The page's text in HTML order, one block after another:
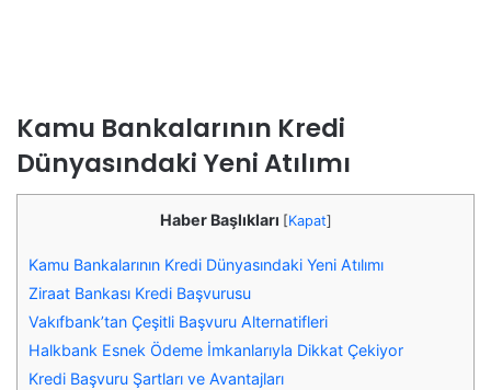
Kamu Bankalarının Kredi
Dünyasındaki Yeni Atılımı
Haber Başlıkları [Kapat]
Kamu Bankalarının Kredi Dünyasındaki Yeni Atılımı
Ziraat Bankası Kredi Başvurusu
Vakıfbank’tan Çeşitli Başvuru Alternatifleri
Halkbank Esnek Ödeme İmkanlarıyla Dikkat Çekiyor
Kredi Başvuru Şartları ve Avantajları